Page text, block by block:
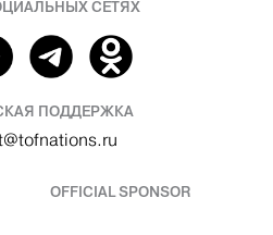
СЕТЯХ
ПОДДЕРЖКА
OFFICIAL SPONSOR